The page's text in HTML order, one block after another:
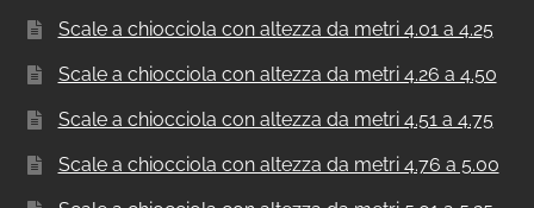
Scale a chiocciola con altezza da metri 4.01 a 4.25
Scale a chiocciola con altezza da metri 4.26 a 4.50
Scale a chiocciola con altezza da metri 4.51 a 4.75
Scale a chiocciola con altezza da metri 4.76 a 5.00